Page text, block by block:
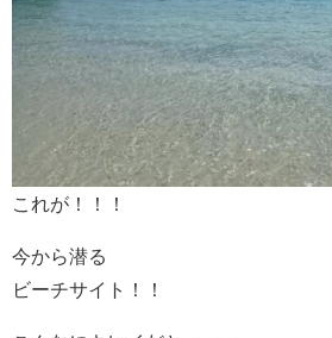
これが！！！
今から潜る
ビーチサイト！！